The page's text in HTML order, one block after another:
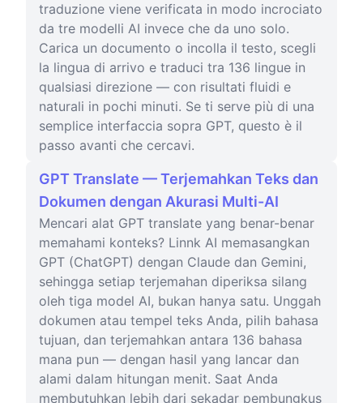
traduzione viene verificata in modo incrociato
da tre modelli AI invece che da uno solo.
Carica un documento o incolla il testo, scegli
la lingua di arrivo e traduci tra 136 lingue in
qualsiasi direzione — con risultati fluidi e
naturali in pochi minuti. Se ti serve più di una
semplice interfaccia sopra GPT, questo è il
passo avanti che cercavi.
GPT Translate — Terjemahkan Teks dan
Dokumen dengan Akurasi Multi-AI
Mencari alat GPT translate yang benar-benar
memahami konteks? Linnk AI memasangkan
GPT (ChatGPT) dengan Claude dan Gemini,
sehingga setiap terjemahan diperiksa silang
oleh tiga model AI, bukan hanya satu. Unggah
dokumen atau tempel teks Anda, pilih bahasa
tujuan, dan terjemahkan antara 136 bahasa
mana pun — dengan hasil yang lancar dan
alami dalam hitungan menit. Saat Anda
membutuhkan lebih dari sekadar pembungkus